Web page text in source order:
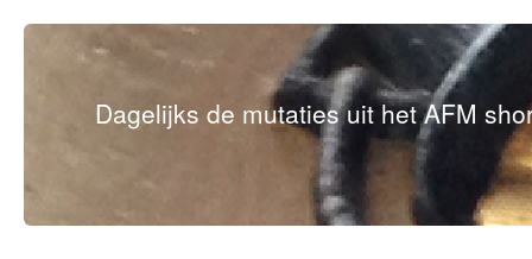
Dagelijks de mutaties uit het AFM